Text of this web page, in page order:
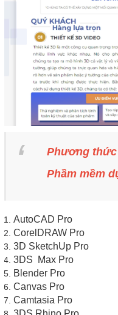
Phương
Phầm mềm
AutoCAD Pro
CorelDRAW Pro
3D SketchUp Pro
3DS Max Pro
Blender Pro
Canvas Pro
Camtasia Pro